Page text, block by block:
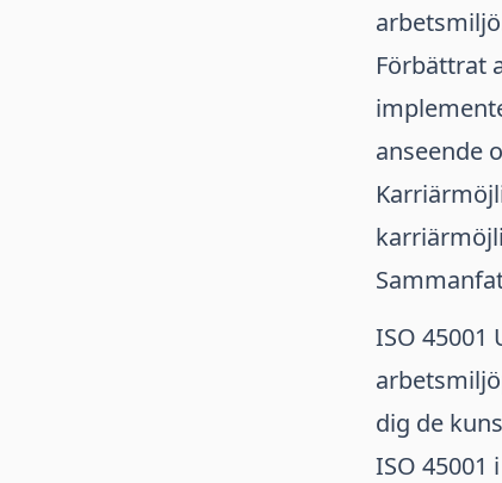
Förbättrat
anseende
ISO
dig de
ISO